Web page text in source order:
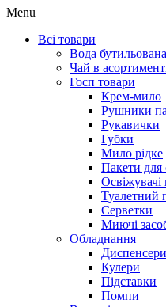
Menu
Всі товари
Вода
Чай в
Госп товари
Крем-мило
Рушники
Рукавички
Губки
Мило рідке
Пакети для
Освіжувачі
Туалетний
Серветки
Миючі
Обладнання
Диспенсери
Кулери
Підставки
Помпи